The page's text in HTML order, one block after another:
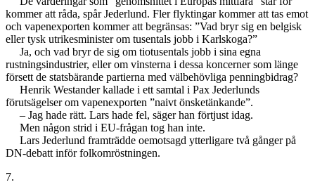
kommer att råda, spår Jederlund. Fler flyktingar kommer att tas emot
och vapenexporten kommer att begränsas: ”Vad bryr sig en belgisk
eller tysk utrikesminister om tusentals jobb i Karlskoga?”
Ja, och vad bryr de sig om tiotusentals jobb i sina egna
rustningsindustrier, eller om vinsterna i dessa koncerner som länge
försett de statsbärande partierna med välbehövliga penningbidrag?
Henrik Westander kallade i ett samtal i Pax Jederlunds
förutsägelser om vapenexporten ”naivt önsketänkande”.
– Jag hade rätt. Lars hade fel, säger han förtjust idag.
Men någon strid i EU-frågan tog han inte.
Lars Jederlund framträdde oemotsagd ytterligare två gånger på
DN-debatt inför folkomröstningen.
7.